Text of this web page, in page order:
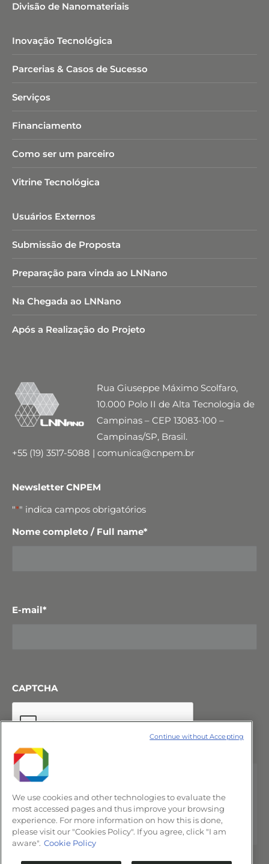
Divisão de Nanomateriais
Inovação Tecnológica
Parcerias & Casos de Sucesso
Serviços
Financiamento
Como ser um parceiro
Vitrine Tecnológica
Usuários Externos
Submissão de Proposta
Preparação para vinda ao LNNano
Na Chegada ao LNNano
Após a Realização do Projeto
Rua Giuseppe Máximo Scolfaro,
10.000 Polo II de Alta Tecnologia de
Campinas – CEP 13083-100 –
Campinas/SP, Brasil.
+55 (19) 3517-5088 | comunica@cnpem.br
Newsletter CNPEM
"*" indica campos obrigatórios
Nome completo / Full name*
E-mail*
CAPTCHA
We use cookies and other technologies to evaluate the
most accessed pages and thus improve your browsing
experience. For more information on how this is done,
please visit our "Cookies Policy". If you agree, click "I am
aware". Cookie Policy
Continue without Accepting